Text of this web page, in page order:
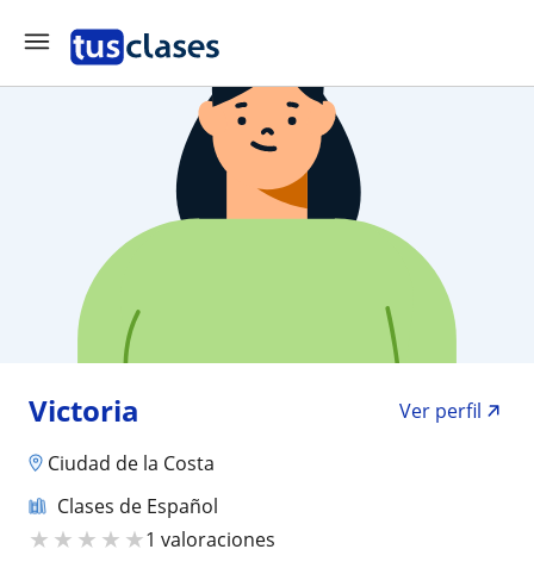
Victoria
Ver perfil
Ciudad de la Costa
Clases de Español
★ ★ ★ ★ ★1 valoraciones